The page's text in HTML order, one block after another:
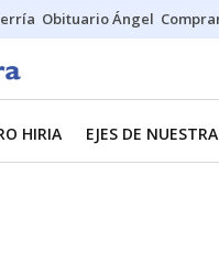
Obituario Ángel
HIRIA EJES DE